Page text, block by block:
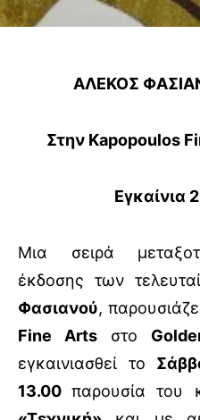
ΑΛΕΚΟΣ
ΣτηνKapopoulos
Εγκαίνια
Μια σειρά
έκδοσης των
Φασιανού,
Fine
Arts στο
εγκαινιασθεί το
13.00παρουσία του